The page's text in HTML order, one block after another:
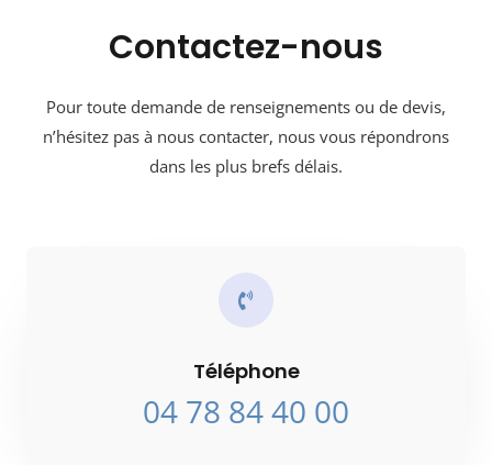
Contactez-nous
Pour toute demande de renseignements ou de devis,
n’hésitez pas à nous contacter, nous vous répondrons
dans les plus brefs délais.
Téléphone
04 78 84 40 00